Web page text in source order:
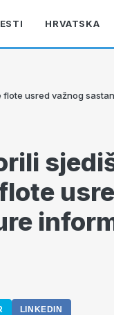
HRVATSKA
usred važnog
LINKEDIN